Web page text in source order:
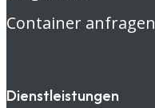
Container anfragen
Dienstleistungen